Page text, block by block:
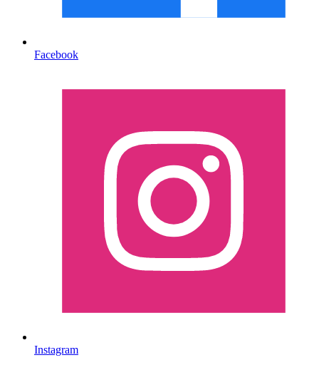
Facebook
Instagram